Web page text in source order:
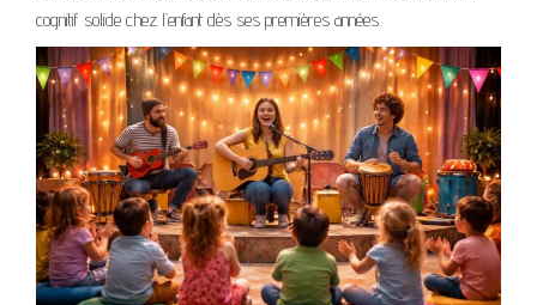
cognitif solide chez l’enfant dès ses premières années.